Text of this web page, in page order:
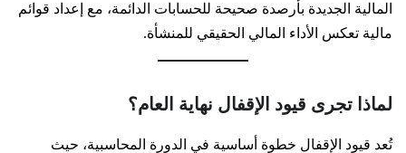
المالية الجديدة بأرصدة صحيحة للحسابات الدائمة، مع إعداد قوائم
مالية تعكس الأداء المالي الحقيقي للمنشأة.
لماذا تجرى قيود الإقفال نهاية العام؟
تُعد قيود الإقفال خطوة أساسية في الدورة المحاسبية، حيث